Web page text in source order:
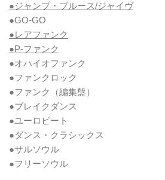
●ジャンプ・ブルース/ジャイヴ
●GO-GO
●レアファンク
●P-ファンク
●オハイオファンク
●ファンクロック
●ファンク
（編集盤）
●ブレイクダンス
●ユーロビート
●ダンス・クラシックス
●サルソウル
●フリーソウル